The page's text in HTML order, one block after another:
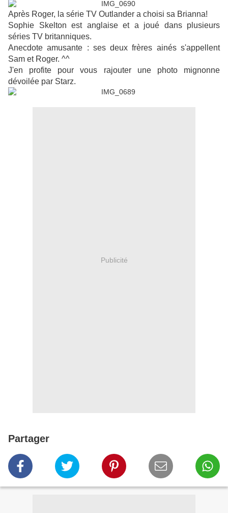
Après Roger, la série TV Outlander a choisi sa Brianna!
Sophie Skelton est anglaise et a joué dans plusieurs
séries TV britanniques.
Anecdote amusante : ses deux frères ainés s'appellent
Sam et Roger. ^^
J'en profite pour vous rajouter une photo mignonne
dévoilée par Starz.
Publicité
Partager